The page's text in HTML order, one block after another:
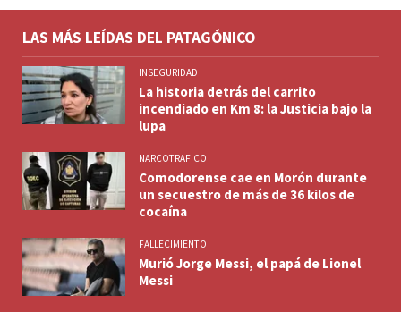
LAS MÁS LEÍDAS DEL PATAGÓNICO
INSEGURIDAD
La historia detrás del carrito
incendiado en Km 8: la Justicia bajo la
lupa
NARCOTRAFICO
Comodorense cae en Morón durante
un secuestro de más de 36 kilos de
cocaína
FALLECIMIENTO
Murió Jorge Messi, el papá de Lionel
Messi